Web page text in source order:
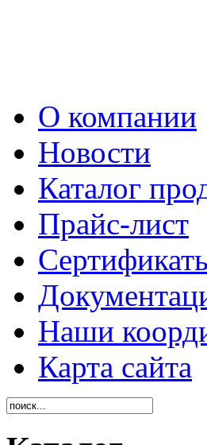
О компании
Новости
Каталог
Прайс-лист
Наши
Карта сайта